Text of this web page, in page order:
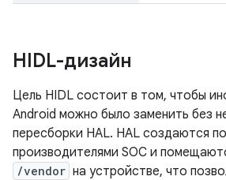
HIDL-дизайн
Цель HIDL состоит в том, чтобы
Android можно было заменить без
пересборки HAL. HAL создаются
производителями SOC и
/vendor на устройстве, что